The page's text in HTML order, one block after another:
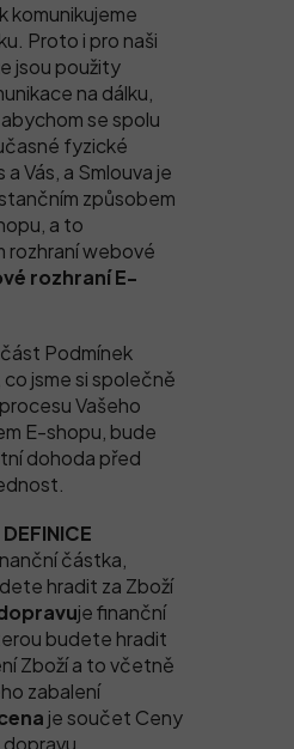
komunikujeme
Proto i pro naši
jsou použity
na dálku,
se spolu
fyzické
Vás, a Smlouva je
způsobem
a to
rozhraní webové
rozhraní E-
Podmínek
jsme si společně
Vašeho
E-shopu, bude
dohoda před
DEFINICE
částka,
hradit za Zboží
je finanční
budete hradit
Zboží a to včetně
zabalení
je součet Ceny
dopravu